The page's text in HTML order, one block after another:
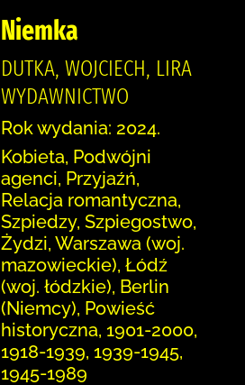
Niemka
DUTKA, WOJCIECH, LIRA
WYDAWNICTWO
Rok wydania: 2024.
Kobieta, Podwójni
agenci, Przyjaźń,
Relacja romantyczna,
Szpiedzy, Szpiegostwo,
Żydzi, Warszawa (woj.
mazowieckie), Łódź
(woj. łódzkie), Berlin
(Niemcy), Powieść
historyczna, 1901-2000,
1918-1939, 1939-1945,
1945-1989